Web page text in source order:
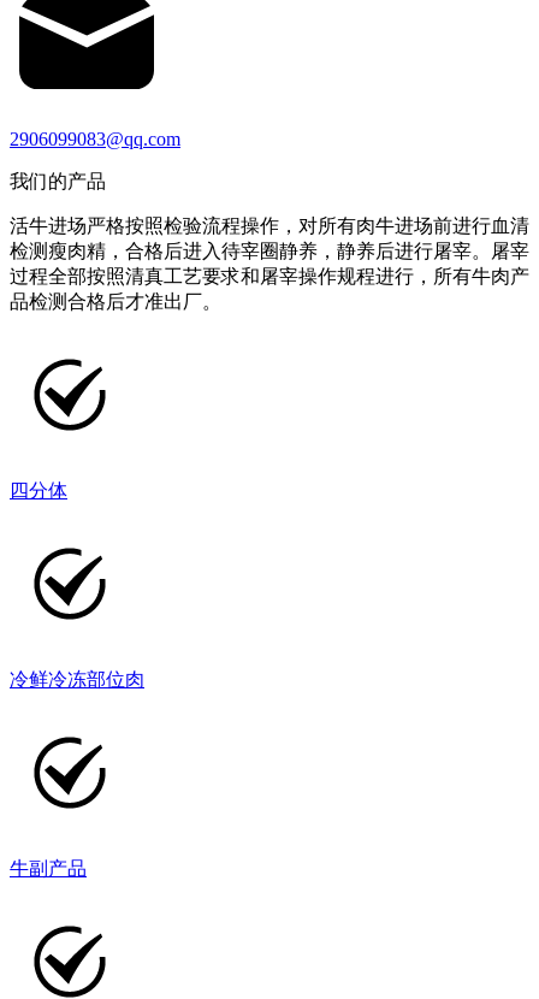
2906099083@qq.com
我们的产品
活牛进场严格按照检验流程操作，对所有肉牛进场前进行血清
检测瘦肉精，合格后进入待宰圈静养，静养后进行屠宰。屠宰
过程全部按照清真工艺要求和屠宰操作规程进行，所有牛肉产
品检测合格后才准出厂。
四分体
冷鲜冷冻部位肉
牛副产品